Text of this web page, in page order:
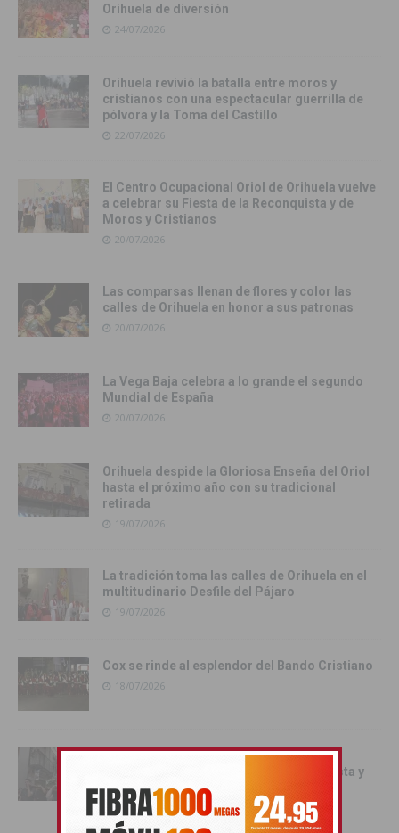
Orihuela de diversión
24/07/2026
Orihuela revivió la batalla entre moros y
cristianos con una espectacular guerrilla de
pólvora y la Toma del Castillo
22/07/2026
El Centro Ocupacional Oriol de Orihuela vuelve
a celebrar su Fiesta de la Reconquista y de
Moros y Cristianos
20/07/2026
Las comparsas llenan de flores y color las
calles de Orihuela en honor a sus patronas
20/07/2026
La Vega Baja celebra a lo grande el segundo
Mundial de España
20/07/2026
Orihuela despide la Gloriosa Enseña del Oriol
hasta el próximo año con su tradicional
retirada
19/07/2026
La tradición toma las calles de Orihuela en el
multitudinario Desfile del Pájaro
19/07/2026
Cox se rinde al esplendor del Bando Cristiano
18/07/2026
Orihuela inicia los actos oficiales de sus
Fiestas con el traslado de las Santas Justa y
Rufina
18/07/2026